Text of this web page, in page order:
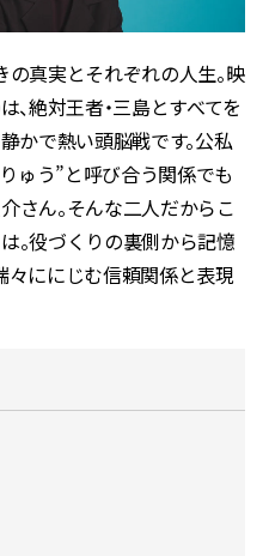
の真実とそれぞれの人生。映
、絶対王者・三島とすべてを
かで熱い頭脳戦です。公私
ゅう”と呼び合う関係でも
さん。そんな二人だからこ
。役づくりの裏側から記憶
々ににじむ信頼関係と表現